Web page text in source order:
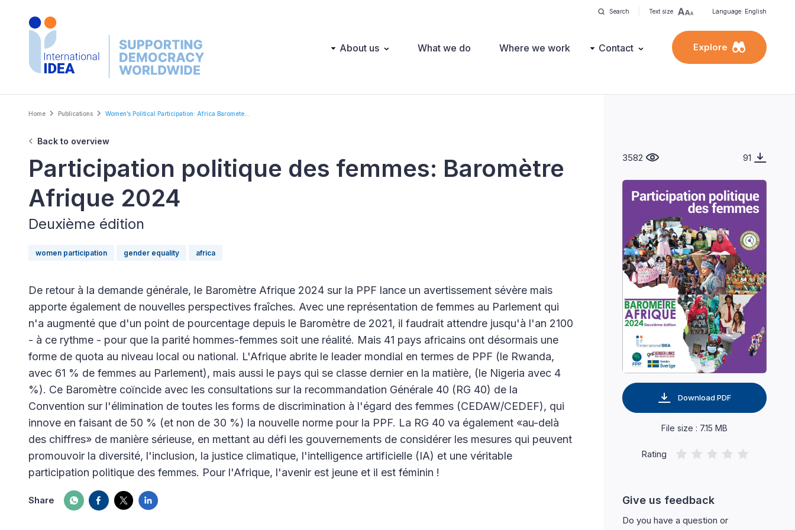
Search Text size Language: English
Main About us What we do Where we work Contact Explore
Breadcrumb
Home Publications Women’s Political Participation: Africa Baromete...
Back to overview
Participation politique des femmes: Baromètre
Afrique 2024
Deuxième édition
women participation gender equality africa
De retour à la demande générale, le Baromètre Afrique 2024 sur la PPF lance un avertissement sévère mais
apporte également de nouvelles perspectives fraîches. Avec une représentation de femmes au Parlement qui
n'a augmenté que d'un point de pourcentage depuis le Baromètre de 2021, il faudrait attendre jusqu'à l'an 2100
- à ce rythme - pour que la parité hommes-femmes soit une réalité. Mais 41 pays africains ont désormais une
forme de quota au niveau local ou national. L'Afrique abrite le leader mondial en termes de PPF (le Rwanda,
avec 61 % de femmes au Parlement), mais aussi le pays qui se classe dernier en la matière, (le Nigeria avec 4
%). Ce Baromètre coïncide avec les consultations sur la recommandation Générale 40 (RG 40) de la
Convention sur l'élimination de toutes les forms de discrimination à l'égard des femmes (CEDAW/CEDEF), qui
innove en faisant de 50 % (et non de 30 %) la nouvelle norme pour la PPF. La RG 40 va également «au-delà
des chiffres» de manière sérieuse, en mettant au défi les gouvernements de considérer les mesures qui peuvent
promouvoir la diversité, l'inclusion, la justice climatique, l'intelligence artificielle (IA) et une véritable
participation politique des femmes. Pour l'Afrique, l'avenir est jeune et il est féminin !
Share
3582 91
Download PDF
File size : 7.15 MB
Rating
Give us feedback
Do you have a question or